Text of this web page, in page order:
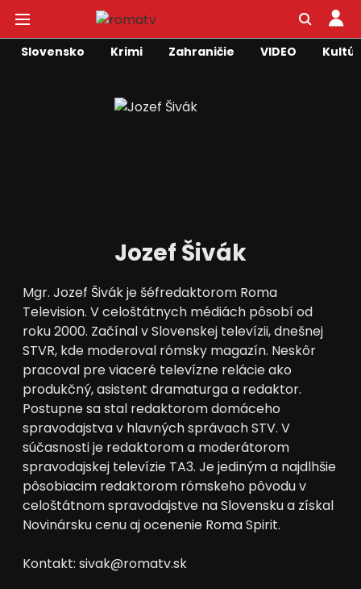
Slovensko Krimi Zahraničie VIDEO
Jozef Šivák
Mgr. Jozef Šivák je šéfredaktorom Roma
Television. V celoštátnych médiách pôsobí od
roku 2000. Začínal v Slovenskej televízii, dnešnej
STVR, kde moderoval rómsky magazín. Neskôr
pracoval pre viaceré televízne relácie ako
produkčný, asistent dramaturga a redaktor.
Postupne sa stal redaktorom domáceho
spravodajstva v hlavných správach STV. V
súčasnosti je redaktorom a moderátorom
spravodajskej televízie TA3. Je jediným a najdlhšie
pôsobiacim redaktorom rómskeho pôvodu v
celoštátnom spravodajstve na Slovensku a získal
Novinársku cenu aj ocenenie Roma Spirit.
Kontakt: sivak@romatv.sk